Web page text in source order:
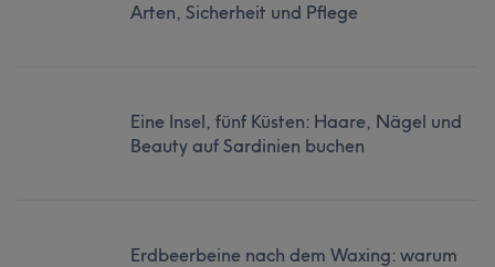
Arten, Sicherheit und Pflege
Eine Insel, fünf Küsten: Haare, Nägel und
Beauty auf Sardinien buchen
Erdbeerbeine nach dem Waxing: warum